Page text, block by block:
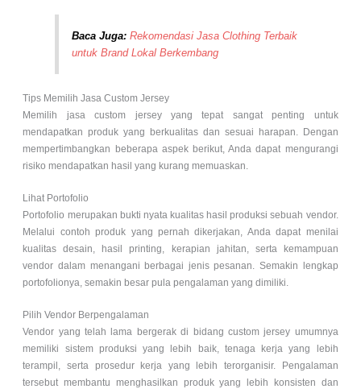
Baca Juga: Rekomendasi Jasa Clothing Terbaik
untuk Brand Lokal Berkembang
Tips Memilih Jasa Custom Jersey
Memilih jasa custom jersey yang tepat sangat penting untuk
mendapatkan produk yang berkualitas dan sesuai harapan. Dengan
mempertimbangkan beberapa aspek berikut, Anda dapat mengurangi
risiko mendapatkan hasil yang kurang memuaskan.
Lihat Portofolio
Portofolio merupakan bukti nyata kualitas hasil produksi sebuah vendor.
Melalui contoh produk yang pernah dikerjakan, Anda dapat menilai
kualitas desain, hasil printing, kerapian jahitan, serta kemampuan
vendor dalam menangani berbagai jenis pesanan. Semakin lengkap
portofolionya, semakin besar pula pengalaman yang dimiliki.
Pilih Vendor Berpengalaman
Vendor yang telah lama bergerak di bidang custom jersey umumnya
memiliki sistem produksi yang lebih baik, tenaga kerja yang lebih
terampil, serta prosedur kerja yang lebih terorganisir. Pengalaman
tersebut membantu menghasilkan produk yang lebih konsisten dan